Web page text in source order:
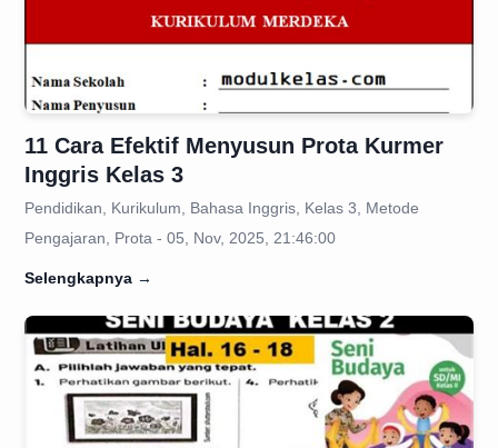
11 Cara Efektif Menyusun Prota Kurmer
Inggris Kelas 3
Pendidikan, Kurikulum, Bahasa Inggris, Kelas 3, Metode
Pengajaran, Prota - 05, Nov, 2025, 21:46:00
Selengkapnya →